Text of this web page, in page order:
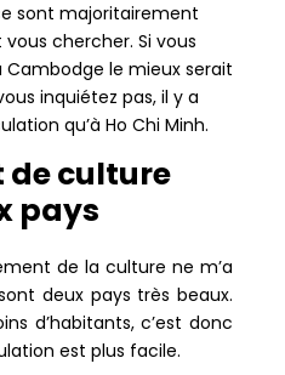
sont majoritairement
chercher. Si vous
Cambodge le mieux serait
inquiétez pas, il y a
qu’à Ho Chi Minh.
de culture
pays
de la culture ne m’a
deux pays très beaux.
d’habitants, c’est donc
est plus facile.